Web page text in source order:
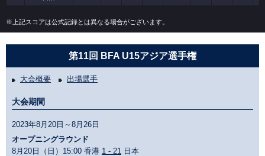
※上記スコアは公式記録とは異なる場合がございます。
第11回 BFA U15アジア選手権
大会概要 出場選手
大会期間
2023年8月20日～8月26日
オープニングラウンド
8月20日（日）15:00 香港 1 - 21 日本